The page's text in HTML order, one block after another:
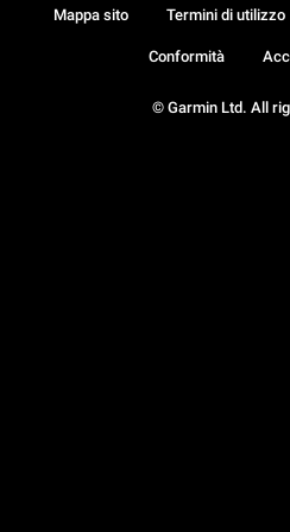
© Garmin Ltd. All
Mappa sito Termini di utilizzo
Conformità